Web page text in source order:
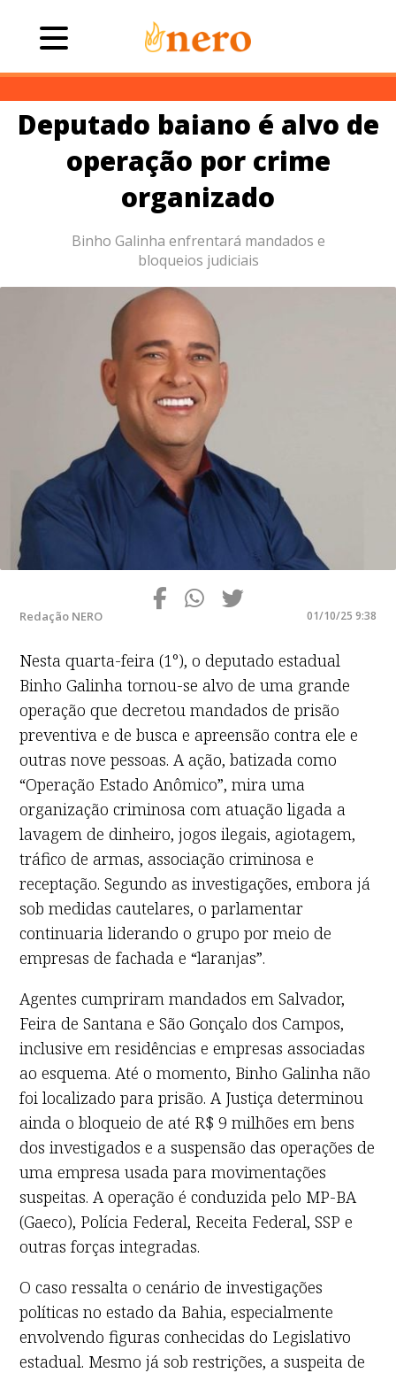
Deputado baiano é alvo de
operação por crime
organizado
Binho Galinha enfrentará mandados e
bloqueios judiciais
Redação NERO 01/10/25 9:38
Nesta quarta-feira (1°), o deputado estadual
Binho Galinha tornou-se alvo de uma grande
operação que decretou mandados de prisão
preventiva e de busca e apreensão contra ele e
outras nove pessoas. A ação, batizada como
“Operação Estado Anômico”, mira uma
organização criminosa com atuação ligada a
lavagem de dinheiro, jogos ilegais, agiotagem,
tráfico de armas, associação criminosa e
receptação. Segundo as investigações, embora já
sob medidas cautelares, o parlamentar
continuaria liderando o grupo por meio de
empresas de fachada e “laranjas”.
Agentes cumpriram mandados em Salvador,
Feira de Santana e São Gonçalo dos Campos,
inclusive em residências e empresas associadas
ao esquema. Até o momento, Binho Galinha não
foi localizado para prisão. A Justiça determinou
ainda o bloqueio de até R$ 9 milhões em bens
dos investigados e a suspensão das operações de
uma empresa usada para movimentações
suspeitas. A operação é conduzida pelo MP-BA
(Gaeco), Polícia Federal, Receita Federal, SSP e
outras forças integradas.
O caso ressalta o cenário de investigações
políticas no estado da Bahia, especialmente
envolvendo figuras conhecidas do Legislativo
estadual. Mesmo já sob restrições, a suspeita de